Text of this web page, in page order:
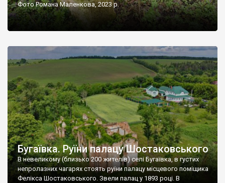
Фото Романа Маленкова, 2023 р.
Бугаївка. Руїни палацу Шостаковського
В невеликому (близько 200 жителів) селі Бугаївка, в густих
непролазних чагарях стоять руїни палацу місцевого поміщика
Фелікса Шостаковського. Звели палац у 1893 році. В